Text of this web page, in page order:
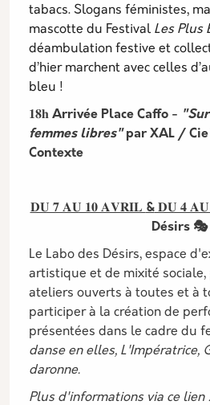
tabacs. Slogans féministes,
mascotte du Festival Les Plus
déambulation festive et
d’hier marchent avec celles
bleu !
𝟏𝟖𝐡 Arrivée Place Caffo -
femmes libres"par XAL / Cie
Contexte
𝐃𝐔 𝟕 𝐀𝐔 𝟏𝟎 𝐀𝐕𝐑𝐈𝐋 &𝐃𝐔 𝟒 𝐀𝐔
Désirs 🎭
Le Labo des Désirs, espace
artistique et de mixité sociale,
ateliers ouverts à toutes et à
participer à la création de
présentées dans le cadre du
danse en elles, L'Impératrice,
daronne.
Plus d'informations via ce lien